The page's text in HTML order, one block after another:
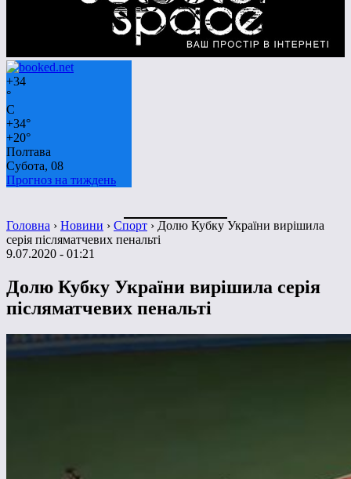
+34
°
C
+34°
+20°
Полтава
Субота, 08
Прогноз на тиждень
Головна › Новини › Спорт › Долю Кубку України вирішила
серія післяматчевих пенальті
9.07.2020 - 01:21
Долю Кубку України вирішила серія
післяматчевих пенальті